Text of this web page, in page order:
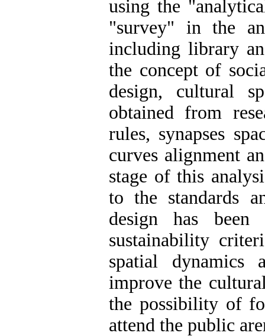
using the
"survey" in the
including library
the concept of
design, cultural
obtained from
rules, synapses
curves alignment
stage of this
to the standards
design has been
sustainability
spatial dynamics
improve the
the possibility of
attend the public